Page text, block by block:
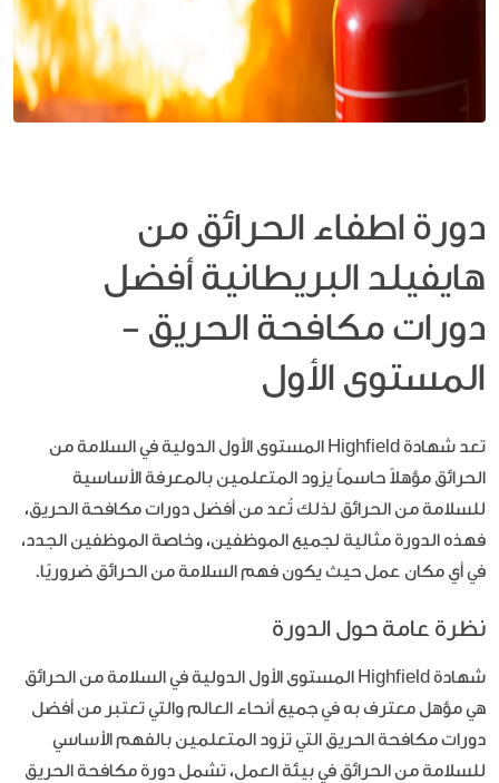
دورة اطفاء الحرائق من
هايفيلد البريطانية أفضل
دورات مكافحة الحريق -
المستوى الأول
تعد شهادة Highfield المستوى الأول الدولية في السلامة من
الحرائق مؤهلاً حاسماً يزود المتعلمين بالمعرفة الأساسية
للسلامة من الحرائق لذلك تُعد من أفضل دورات مكافحة الحريق،
فهذه الدورة مثالية لجميع الموظفين، وخاصة الموظفين الجدد،
في أي مكان عمل حيث يكون فهم السلامة من الحرائق ضروريًا.
نظرة عامة حول الدورة
شهادة Highfield المستوى الأول الدولية في السلامة من الحرائق
هي مؤهل معترف به في جميع أنحاء العالم والتي تعتبر من أفضل
دورات مكافحة الحريق التي تزود المتعلمين بالفهم الأساسي
للسلامة من الحرائق في بيئة العمل، تشمل دورة مكافحة الحريق